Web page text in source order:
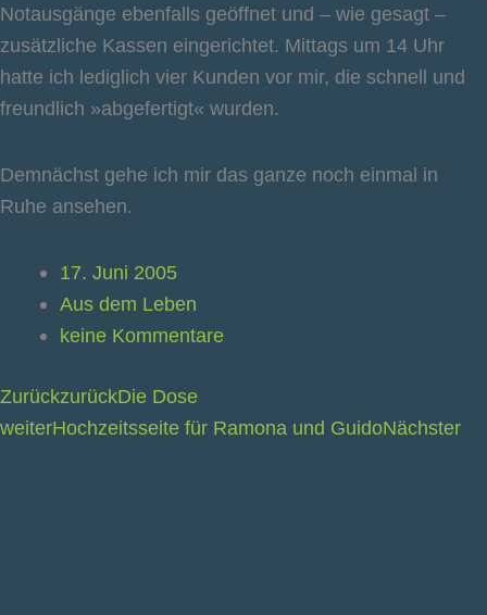
Notausgänge ebenfalls geöffnet und – wie gesagt –
zusätzliche Kassen eingerichtet. Mittags um 14 Uhr
hatte ich lediglich vier Kunden vor mir, die schnell und
freundlich »abgefertigt« wurden.
Demnächst gehe ich mir das ganze noch einmal in
Ruhe ansehen.
17. Juni 2005
Aus dem Leben
keine Kommentare
ZurückzurückDie Dose
weiterHochzeitsseite für Ramona und GuidoNächster